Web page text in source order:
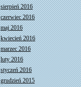
sierpień 2016
czerwiec 2016
maj 2016
kwiecień 2016
marzec 2016
luty 2016
styczeń 2016
grudzień 2015